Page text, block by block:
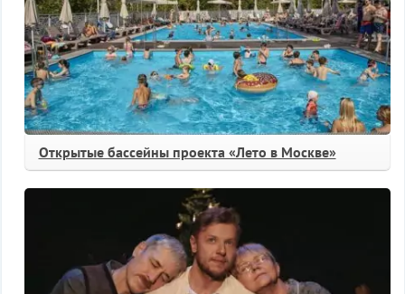
Открытые бассейны проекта «Лето в Москве»